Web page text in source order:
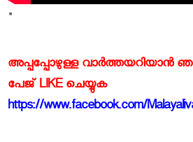
"
അപ്പപ്പോഴുള്ള
പേജ് LIKE ചെയ്യുക
https://www.facebook.com/